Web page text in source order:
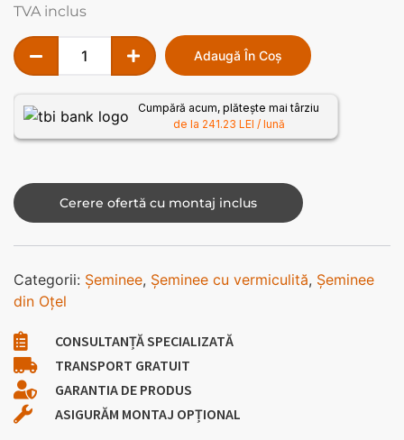
TVA inclus
Adaugă În Coș
Cumpără acum, plătește mai târziu
de la 241.23 LEI / lună
Cerere ofertă cu montaj inclus
Categorii: Șeminee, Șeminee cu vermiculită, Șeminee
din Oțel
CONSULTANȚĂ SPECIALIZATĂ
TRANSPORT GRATUIT
GARANTIA DE PRODUS
ASIGURĂM MONTAJ OPȚIONAL